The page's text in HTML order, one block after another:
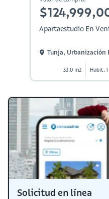
Apartaestudio En
Tunja, Urbanización
33.0 m2 Habit. 1
Solicitud en línea